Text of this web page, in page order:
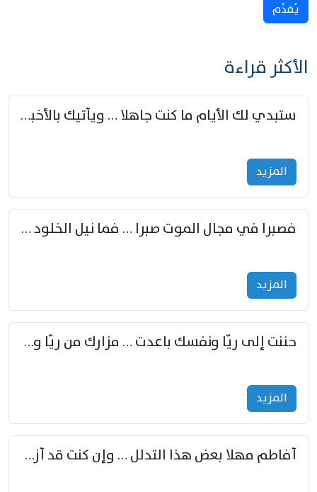
يُقدِّم
الأكثر قراءة
ستبدي لك الأيام ما كنت جاهلا … ويأتيك بالأخبار من لم تزوّد
المزید
فصبرا في مجال الموت صبرا … فما نيل الخلود بمستطاع
المزید
حننت إلى ريّا ونفسك باعدت … مزارك من ريّا وشعباكما معا
المزید
أفاطم مهلا بعض هذا التدلل … وإن كنت قد أزمعت صرمي فأجملي